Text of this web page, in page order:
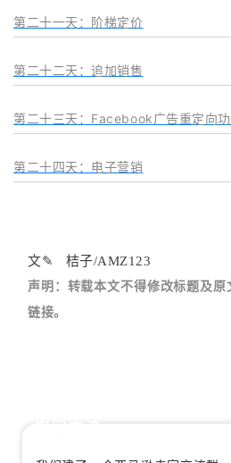
第二十一天：阶梯定价
第二十二天：追加销售
第二十三天：Facebook广告重定向
第二十四天：电子营销
文✎ 桔子/AMZ123
声明：转载本文不得修改标题及
链接。